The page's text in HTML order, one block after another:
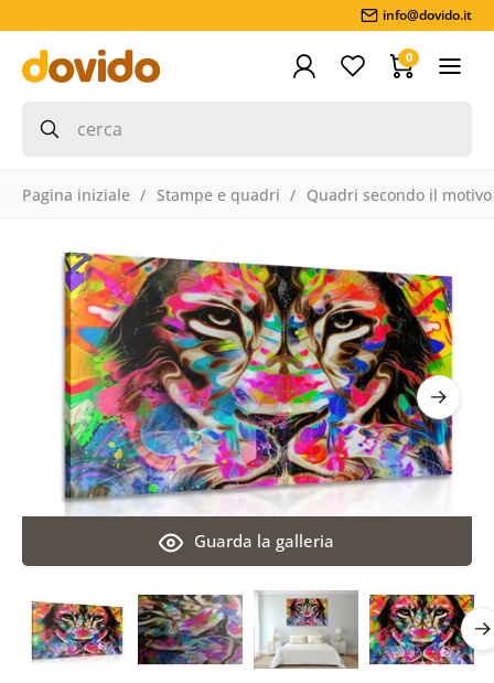
info@dovido.it
0
Pagina iniziale Stampe e quadri Quadri secondo il motivo
Guarda la galleria